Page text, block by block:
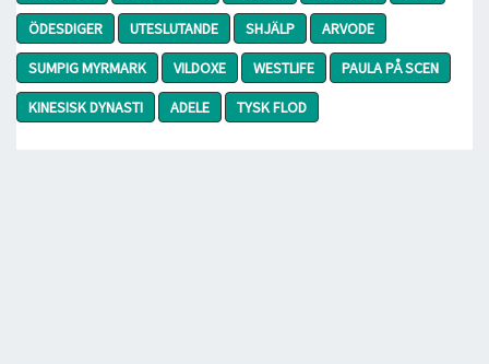
ÖDESDIGER
UTESLUTANDE SHJÄLP
ARVODE
SUMPIG MYRMARK
VILDOXE WESTLIFE
PAULA PÅ SCEN
KINESISK DYNASTI
ADELE TYSK FLOD